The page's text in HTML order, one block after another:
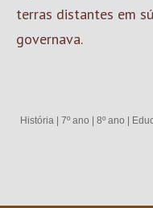
terras distantes em
governava.
História 7º ano 8º ano